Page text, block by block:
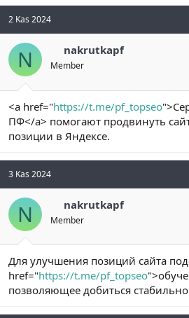
2 Kas 2024
N nakrutkapf
Member
<a href="https://t.me/pf_topseo
ПФ</a> помогают продвинуть
позиции в Яндексе.
3 Kas 2024
N nakrutkapf
Member
Для улучшения позиций сайта
href="https://t.me/pf_topseo
позволяющее добиться